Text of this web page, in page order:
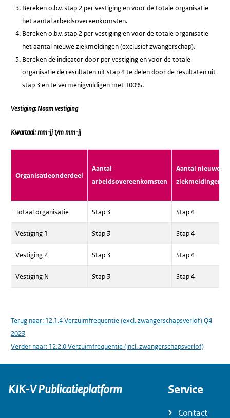
Bereken o.b.v. stap 2 per vestiging en voor de totale organisatie
het aantal arbeidsovereenkomsten.
Bereken o.b.v. stap 2 per vestiging en voor de totale organisatie
het aantal nieuwe ziekmeldingen (exclusief zwangerschap).
Bereken de indicator door per vestiging en voor de totale
organisatie de resultaten uit stap 4 te delen door de resultaten uit
stap 3 en te vermenigvuldigen met 100%.
Vestiging: Naam vestiging
Kwartaal: mm-jj t/m mm-jj
Organisatieonderdeel
Aantal
arbeidsovereenkomsten
Aantal nieuwe
ziekmeldingen
Totaal organisatie Stap 3 Stap 4
Vestiging 1 Stap 3 Stap 4
Vestiging 2 Stap 3 Stap 4
Vestiging N Stap 3 Stap 4
Terug naar: 12.1.4 Verzuimfrequentie (excl. zwangerschapsverlof) Q4
2023
Verder naar: 12.2.0 Verzuimfrequentie (incl. zwangerschapsverlof)
KIK-V Publicatieplatform Service
Contact